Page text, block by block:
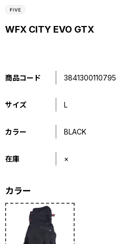
WFX CITY EVO GTX
商品コード 3841300110795
サイズ L
カラー BLACK
在庫 ×
カラー